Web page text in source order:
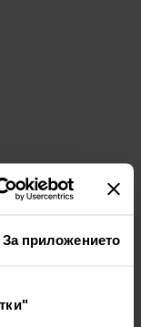
За приложението